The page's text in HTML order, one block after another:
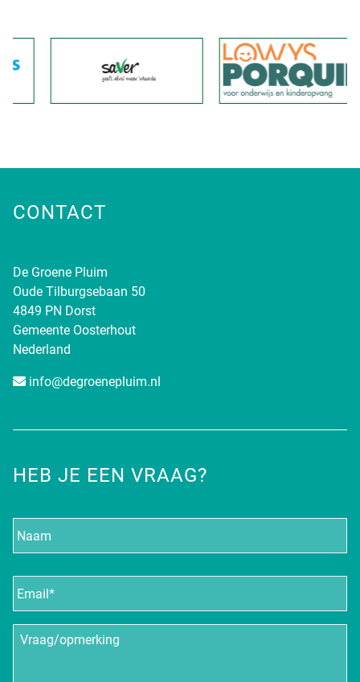
CONTACT
De Groene Pluim
Oude Tilburgsebaan 50
4849 PN Dorst
Gemeente Oosterhout
Nederland
info@degroenepluim.nl
HEB JE EEN VRAAG?
E-
mailadres
Vraag/opmerking